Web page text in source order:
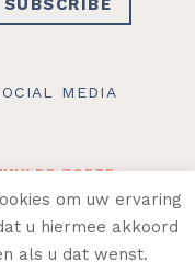
MEDIA
DE ZOETE
· ALGEMENE
om uw ervaring
u hiermee akkoord
als u dat wenst.